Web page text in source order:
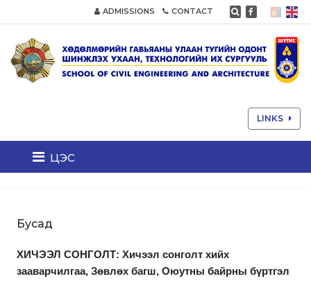
ADMISSIONS CONTACT
LINKS
цэс
Бусад
ХИЧЭЭЛ СОНГОЛТ: Хичээл сонголт хийх
зааварчилгаа, Зөвлөх багш, Оюутны байрны бүртгэл